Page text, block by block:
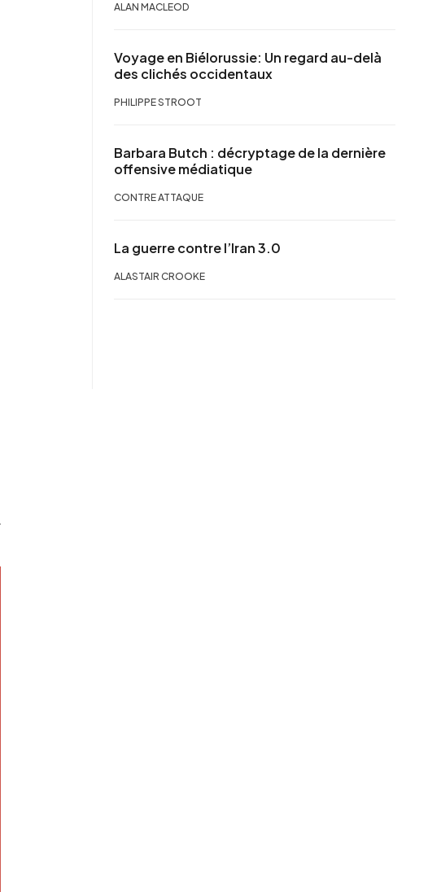
ALAN MACLEOD
Voyage en Biélorussie: Un regard au-delà
des clichés occidentaux
PHILIPPE STROOT
Barbara Butch : décryptage de la dernière
offensive médiatique
CONTRE ATTAQUE
La guerre contre l’Iran 3.0
ALASTAIR CROOKE